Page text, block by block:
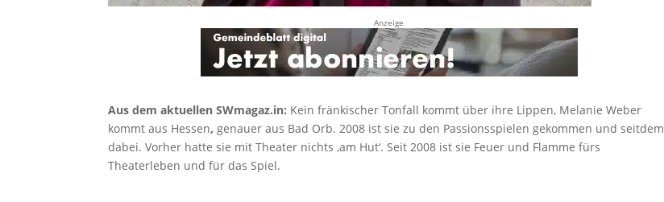
Anzeige
Aus dem aktuellen SWmagaz.in: Kein fränkischer Tonfall kommt über ihre Lippen, Melanie Weber
kommt aus Hessen, genauer aus Bad Orb. 2008 ist sie zu den Passionsspielen gekommen und seitdem
dabei. Vorher hatte sie mit Theater nichts ‚am Hut‘. Seit 2008 ist sie Feuer und Flamme fürs
Theaterleben und für das Spiel.